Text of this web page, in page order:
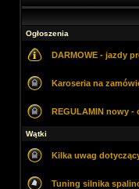
Ogłoszenia
DARMOWE - jazdy
Karoseria na
REGULAMIN nowy -
Wątki
Kilka uwag
Tuning silnika